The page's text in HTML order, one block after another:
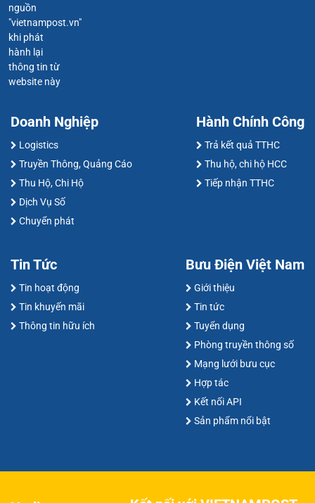
nguồn
"vietnampost.vn"
khi phát
hành lại
thông tin từ
website này
Doanh Nghiệp
Logistics
Truyền Thông, Quảng Cáo
Thu Hộ, Chi Hộ
Dịch Vụ Số
Chuyển phát
Hành Chính Công
Trả kết quả TTHC
Thu hộ, chi hộ HCC
Tiếp nhận TTHC
Tin Tức
Tin hoạt động
Tin khuyến mãi
Thông tin hữu ích
Bưu Điện Việt Nam
Giới thiệu
Tin tức
Tuyển dụng
Phòng truyền thông số
Mạng lưới bưu cục
Hợp tác
Kết nối API
Sản phẩm nổi bật